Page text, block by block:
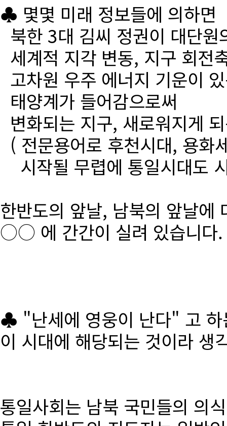
♣ 몇몇 미래 정보들에 의하면
북한 3대 김씨 정권이 대단
세계적 지각 변동, 지구 회전
고차원 우주 에너지 기운이
태양계가 들어감으로써
변화되는 지구, 새로워지게
( 전문용어로 후천시대, 용화
시작될 무렵에 통일시대도
한반도의 앞날, 남북의 앞날에
○○ 에 간간이 실려 있습니다.
♣ "난세에 영웅이 난다" 고 하
이 시대에 해당되는 것이라 생
통일사회는 남북 국민들의 의